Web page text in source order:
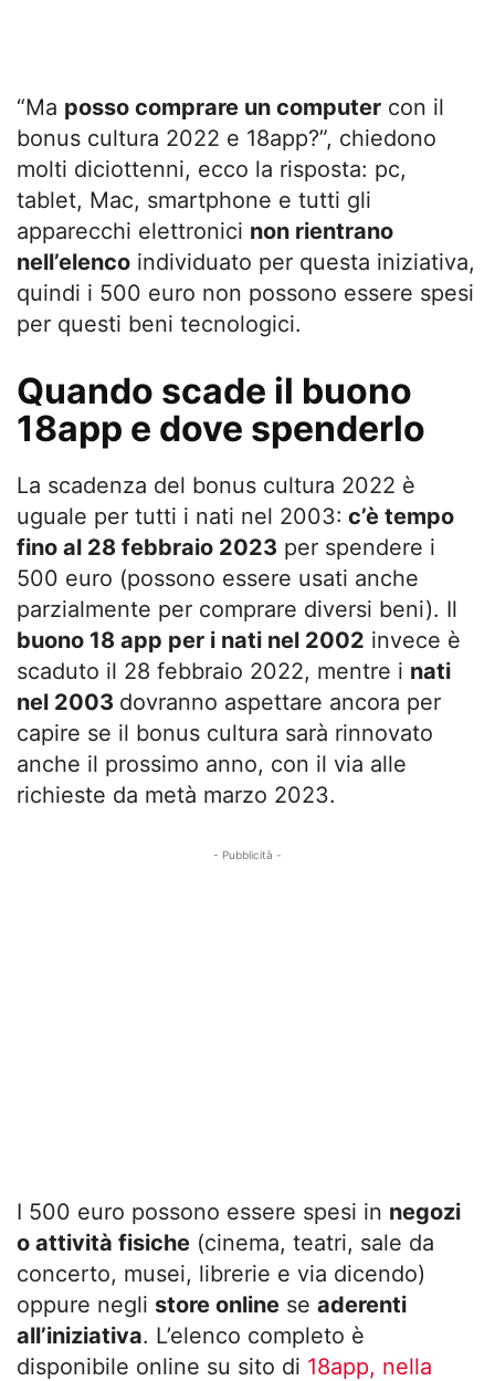
“Ma posso comprare un computer con il
bonus cultura 2022 e 18app?”, chiedono
molti diciottenni, ecco la risposta: pc,
tablet, Mac, smartphone e tutti gli
apparecchi elettronici non rientrano
nell’elenco individuato per questa iniziativa,
quindi i 500 euro non possono essere spesi
per questi beni tecnologici.
Quando scade il buono
18app e dove spenderlo
La scadenza del bonus cultura 2022 è
uguale per tutti i nati nel 2003: c’è tempo
fino al 28 febbraio 2023 per spendere i
500 euro (possono essere usati anche
parzialmente per comprare diversi beni). Il
buono 18 app per i nati nel 2002 invece è
scaduto il 28 febbraio 2022, mentre i nati
nel 2003 dovranno aspettare ancora per
capire se il bonus cultura sarà rinnovato
anche il prossimo anno, con il via alle
richieste da metà marzo 2023.
- Pubblicità -
I 500 euro possono essere spesi in negozi
o attività fisiche (cinema, teatri, sale da
concerto, musei, librerie e via dicendo)
oppure negli store online se aderenti
all’iniziativa. L’elenco completo è
disponibile online su sito di 18app, nella